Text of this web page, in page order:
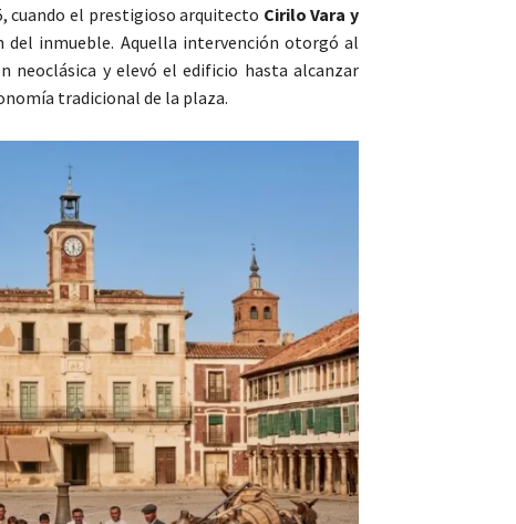
cuando el prestigioso arquitecto Cirilo Vara y
del inmueble. Aquella intervención otorgó al
neoclásica y elevó el edificio hasta alcanzar
tradicional de la plaza.